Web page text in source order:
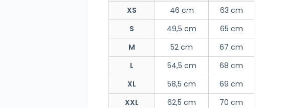
XS
46 cm
63 cm
S
49,5 cm
65 cm
M
52 cm
67 cm
L
54,5 cm
68 cm
XL
58,5 cm
69 cm
XXL
62,5 cm
70 cm